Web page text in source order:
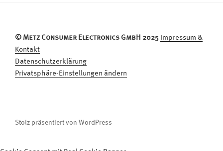
© Metz Consumer Electronics GmbH 2025 Impressum &
Kontakt
Datenschutzerklärung
Privatsphäre-Einstellungen ändern
Stolz präsentiert von WordPress